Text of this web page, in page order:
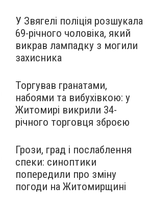
У Звягелі поліція розшукала
69-річного чоловіка, який
викрав лампадку з могили
захисника
Торгував гранатами,
набоями та вибухівкою: у
Житомирі викрили 34-
річного торговця зброєю
Грози, град і послаблення
спеки: синоптики
попередили про зміну
погоди на Житомирщині